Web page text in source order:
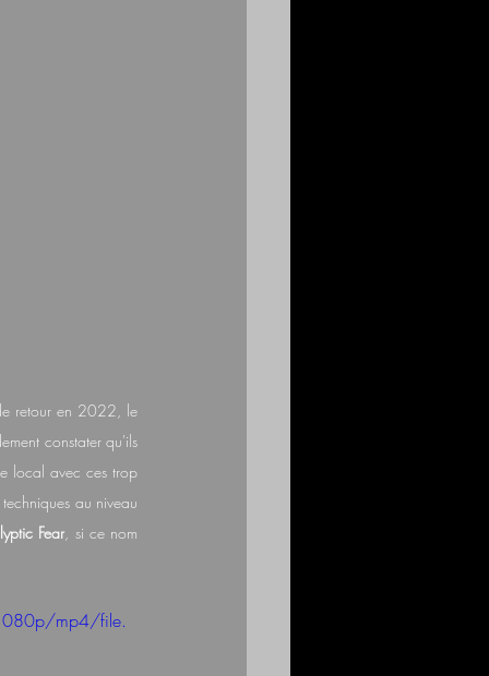
retour en 2022, le
constater qu'ils
local avec ces trop
au niveau
Fear , si ce nom
mp4/file.